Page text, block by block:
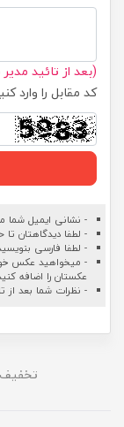
(بعد از تائید
کد مقابل را وارد
- نشانی ایمیل شما
- لطفا دیدگاهتان
- لطفا فارسی
- میخواهید عکس
عکستان را اضافه
- نظرات شما بعد از
تخفیف